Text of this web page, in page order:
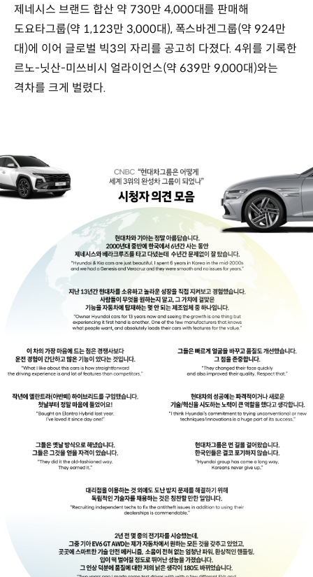
제네시스 브랜드 합산 약 730만 4,000대를 판매해
도요타그룹(약 1,123만 3,000대), 폭스바겐그룹(약 924만
대)에 이어 글로벌 빅3의 자리를 공고히 다졌다. 4위를 기록한
르노-닛산-미쓰비시 얼라이언스(약 639만 9,000대)와는
격차를 크게 벌렸다.